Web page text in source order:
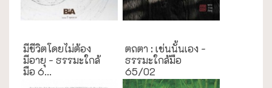
มีชีวิตโดยไม่ต้อง
มีอายุ - ธรรมะใกล้
มือ 6...
ตถตา : เช่นนั้นเอง -
ธรรมะใกล้มือ
65/02